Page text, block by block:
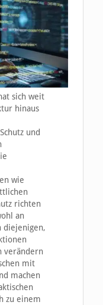
sich weit
hinaus
und
wie
richten
an
diejenigen,
verändern
mit
machen
zu einem